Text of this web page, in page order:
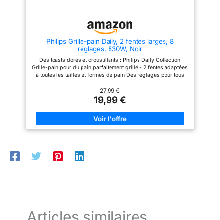
contribuer à la protection de
des déchets COUVERCLE
PROTECTEUR INTEGRE : la
d'un couvercle intégré pour
protéger l'appareil lorsqu'il
n'est pas utilisé et pour
AMOVIBLE : ce grille-pain et
ramasse-miettes amovible qui
facilite le nettoyage pour un
entretien optimal
Philips Grille-pain Daily, 2 fentes larges, 8
réglages, 830W, Noir
Des toasts dorés et croustillants : Philips Daily Collection
Grille-pain pour du pain parfaitement grillé - 2 fentes adaptées
à toutes les tailles et formes de pain Des réglages pour tous
préférences Un toast bien chaud en quelques secondes : une
fonction dédiée permet de réchauffer le pain déjà grillé en
quelques secondes - La fonction de décongélation grille le
pain congelé en un seul passage Utilisation sécurisée : le
bouton d'éjection arrête le dorage quand vous le voulez -
Protection supplémentaire contre l'arrêt automatique pour éviter
les fentes entre les utilisations
27,99 €
19,99 €
Articles similaires